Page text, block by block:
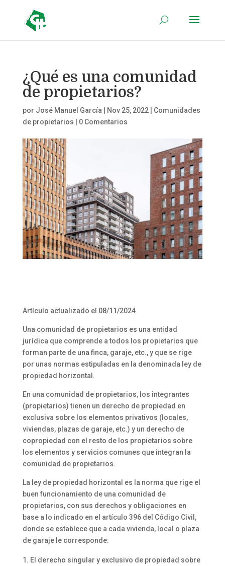
¿Qué es una comunidad
de propietarios?
por José Manuel García Nov 25, 2022| Comunidades
de propietarios
0 Comentarios
Artículo actualizado el 08/11/2024
Una comunidad de propietarios es una entidad
jurídica que comprende a todos los propietarios que
forman parte de una finca, garaje, etc., y que se rige
por unas normas estipuladas en la denominada ley de
propiedad horizontal.
En una comunidad de propietarios, los integrantes
(propietarios) tienen un derecho de propiedad en
exclusiva sobre los elementos privativos (locales,
viviendas, plazas de garaje, etc.) y un derecho de
copropiedad con el resto de los propietarios sobre
los elementos y servicios comunes que integran la
comunidad de propietarios.
La ley de propiedad horizontal es la norma que rige el
buen funcionamiento de una comunidad de
propietarios, con sus derechos y obligaciones en
base a lo indicado en el artículo 396 del Código Civil,
donde se establece que a cada vivienda, local o plaza
de garaje le corresponde:
El derecho singular y exclusivo de propiedad sobre